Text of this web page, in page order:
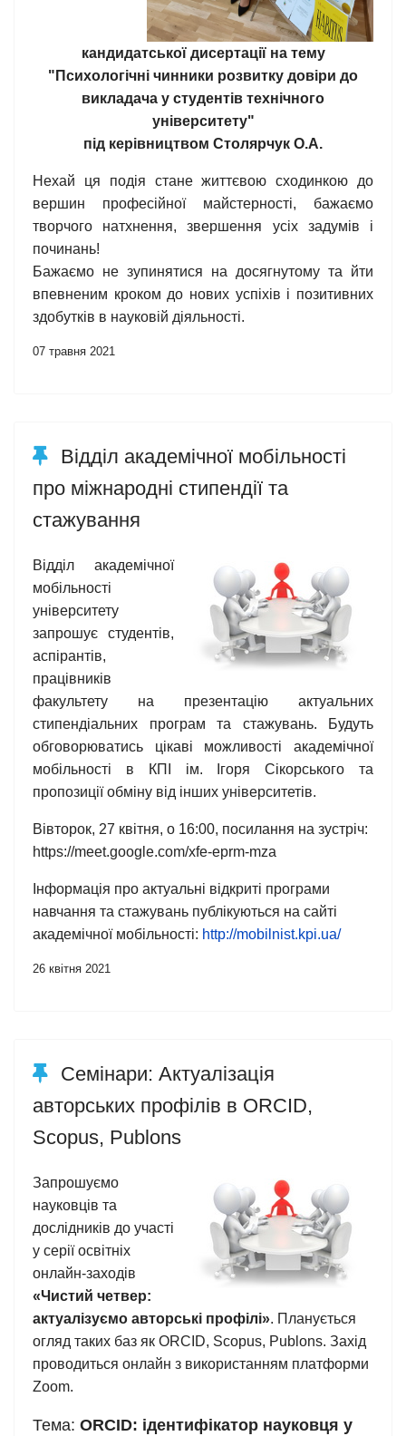
кандидатської дисертації на тему
"Психологічні чинники розвитку довіри до
викладача у студентів технічного
університету"
під керівництвом Столярчук О.А.
Нехай ця подія стане життєвою сходинкою до
вершин професійної майстерності, бажаємо
творчого натхнення, звершення усіх задумів і
починань!
Бажаємо не зупинятися на досягнутому та йти
впевненим кроком до нових успіхів і позитивних
здобутків в науковій діяльності.
07 травня 2021
Відділ академічної мобільності
про міжнародні стипендії та
стажування
Відділ академічної
мобільності
університету
запрошує студентів,
аспірантів,
працівників
факультету на презентацію актуальних
стипендіальних програм та стажувань. Будуть
обговорюватись цікаві можливості академічної
мобільності в КПІ ім. Ігоря Сікорського та
пропозиції обміну від інших університетів.
Вівторок, 27 квітня, о 16:00, посилання на зустріч:
https://meet.google.com/xfe-eprm-mza
Інформація про актуальні відкриті програми
навчання та стажувань публікуються на сайті
академічної мобільності: http://mobilnist.kpi.ua/
26 квітня 2021
Семінари: Актуалізація
авторських профілів в ORCID,
Scopus, Publons
Запрошуємо
науковців та
дослідників до участі
у серії освітніх
онлайн-заходів
«Чистий четвер:
актуалізуємо авторські профілі». Планується
огляд таких баз як ORCID, Scopus, Publons. Захід
проводиться онлайн з використанням платформи
Zoom.
Тема: ORCID: ідентифікатор науковця у